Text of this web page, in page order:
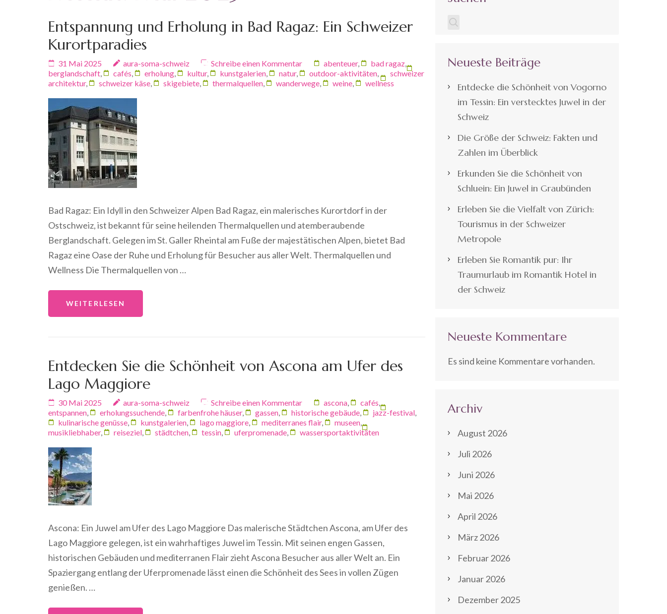
Entspannung und Erholung in Bad Ragaz: Ein Schweizer
Kurortparadies
31 Mai 2025 aura-soma-schweiz Schreibe einen Kommentar abenteuer, bad ragaz
berglandschaft
cafés erholung kultur, kunstgalerien natur, outdoor-aktivitäten
schweizer
architektur, schweizer käse skigebiete thermalquellen wanderwege weine wellness
Bad Ragaz: Ein Idyll in den Schweizer Alpen Bad Ragaz, ein malerisches Kurortdorf in der
Ostschweiz, ist bekannt für seine heilenden Thermalquellen und atemberaubende
Berglandschaft. Gelegen im St. Galler Rheintal am Fuße der majestätischen Alpen, bietet Bad
Ragaz eine Oase der Ruhe und Erholung für Besucher aus aller Welt. Thermalquellen und
Wellness Die Thermalquellen von …
WEITERLESEN
Entdecken Sie die Schönheit von Ascona am Ufer des
Lago Maggiore
30 Mai 2025 aura-soma-schweiz Schreibe einen Kommentar ascona cafés
entspannen
erholungssuchende farbenfrohe häuser, gassen historische gebäude jazz-festival
kulinarische genüsse
kunstgalerien lago maggiore mediterranes flair, museen
musikliebhaber, reiseziel städtchen tessin uferpromenade wassersportaktivitäten
Ascona: Ein Juwel am Ufer des Lago Maggiore Das malerische Städtchen Ascona, am Ufer des
Lago Maggiore gelegen, ist ein wahrhaftiges Juwel im Tessin. Mit seinen engen Gassen,
historischen Gebäuden und mediterranen Flair zieht Ascona Besucher aus aller Welt an. Ein
Spaziergang entlang der Uferpromenade lässt einen die Schönheit des Sees in vollen Zügen
genießen. …
Neueste Beiträge
Entdecke die Schönheit von Vogorno
im Tessin: Ein verstecktes Juwel in der
Schweiz
Die Größe der Schweiz: Fakten und
Zahlen im Überblick
Erkunden Sie die Schönheit von
Schluein: Ein Juwel in Graubünden
Erleben Sie die Vielfalt von Zürich:
Tourismus in der Schweizer
Metropole
Erleben Sie Romantik pur: Ihr
Traumurlaub im Romantik Hotel in
der Schweiz
Neueste Kommentare
Es sind keine Kommentare vorhanden.
Archiv
August 2026
Juli 2026
Juni 2026
Mai 2026
April 2026
März 2026
Februar 2026
Januar 2026
Dezember 2025